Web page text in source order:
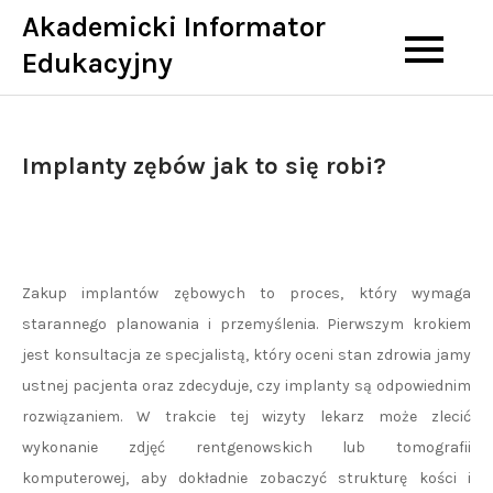
Skip
content
Akademicki Informator
Edukacyjny
Implanty zębów jak to się robi?
Zakup implantów zębowych to proces, który wymaga
starannego planowania i przemyślenia. Pierwszym krokiem
jest konsultacja ze specjalistą, który oceni stan zdrowia jamy
ustnej pacjenta oraz zdecyduje, czy implanty są odpowiednim
rozwiązaniem. W trakcie tej wizyty lekarz może zlecić
wykonanie zdjęć rentgenowskich lub tomografii
komputerowej, aby dokładnie zobaczyć strukturę kości i